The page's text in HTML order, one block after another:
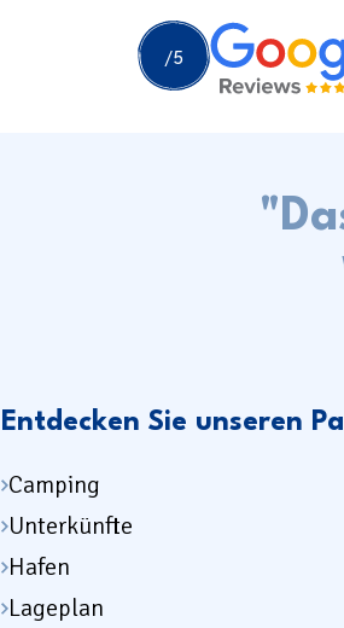
Entdecken Sie unseren
Camping
Unterkünfte
Hafen
Lageplan